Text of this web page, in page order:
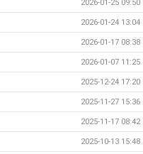
2026-01-25 09:50
2026-01-24 13:04
2026-01-17 08:38
2026-01-07 11:25
2025-12-24 17:20
2025-11-27 15:36
2025-11-17 08:42
2025-10-13 15:48